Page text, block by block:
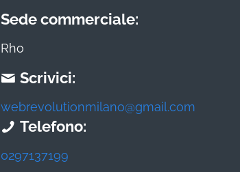
Sede commerciale:
Rho
Scrivici:
webrevolutionmilano@gmail.com
Telefono:
0297137199